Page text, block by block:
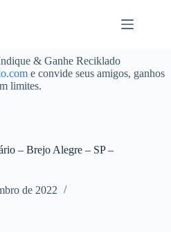
& Ganhe Reciklado
e convide seus amigos, ganhos
limites.
– Brejo Alegre – SP –
de 2022